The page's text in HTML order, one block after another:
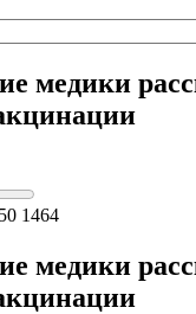
медики
1464
медики